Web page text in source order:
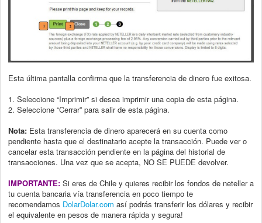
Esta última pantalla confirma que la transferencia de dinero fue exitosa.
1. Seleccione “Imprimir” si desea imprimir una copia de esta página.
2. Seleccione “Cerrar” para salir de esta página.
Nota: Esta transferencia de dinero aparecerá en su cuenta como
pendiente hasta que el destinatario acepte la transacción. Puede ver o
cancelar esta transacción pendiente en la página del historial de
transacciones. Una vez que se acepta, NO SE PUEDE devolver.
IMPORTANTE: Si eres de Chile y quieres recibir los fondos de neteller a
tu cuenta bancaria vía transferencia en poco tiempo te
recomendamos DolarDolar.com así podrás transferir los dólares y recibir
el equivalente en pesos de manera rápida y segura!